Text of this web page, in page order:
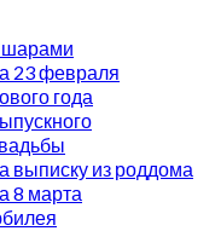
23 февраля
года
выписку из роддома
8 марта